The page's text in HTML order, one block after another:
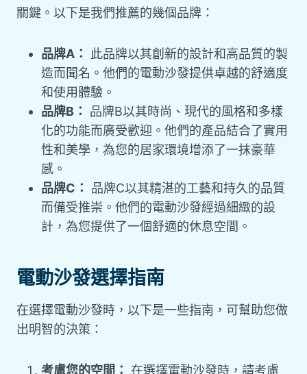
關鍵。以下是我們推薦的幾個品牌：
品牌A：
此品牌以其創新的設計和高品質的製
造而聞名。他們的電動沙發提供卓越的舒適度
和使用體驗。
品牌B：
品牌B以其時尚、現代的風格和多樣
化的功能而廣受歡迎。他們的產品結合了實用
性和美學，為您的居家環境增添了一抹豪華
感。
品牌C：
品牌C以其精湛的工藝和持久的品質
而備受推崇。他們的電動沙發經過細緻的設
計，為您提供了一個舒適的休息空間。
電動沙發選擇指南
在選擇電動沙發時，以下是一些指南，可幫助您做
出明智的決策：
考慮您的空間： 在選擇電動沙發時，請考慮